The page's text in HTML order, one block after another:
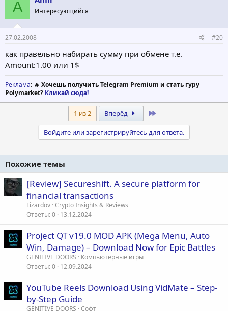
A Интересующийся
27.02.2008 #20
как правельно набирать сумму при обмене т.е.
Amount:1.00 или 1$
Реклама: 🔥 Хочешь получить Telegram Premium и стать гуру
Polymarket? Кликай сюда!
1 из 2 Вперёд
Войдите или зарегистрируйтесь для ответа.
Похожие темы
[Review] Secureshift. A secure platform for
financial transactions
Lizardov Crypto Insights & Reviews
Ответы 0 13.12.2024
Project QT v19.0 MOD APK (Mega Menu, Auto
Win, Damage) – Download Now for Epic Battles
GENITIVE DOORS
Компьютерные игры
Ответы 0 12.09.2024
YouTube Reels Download Using VidMate – Step-
by-Step Guide
GENITIVE DOORS Софт